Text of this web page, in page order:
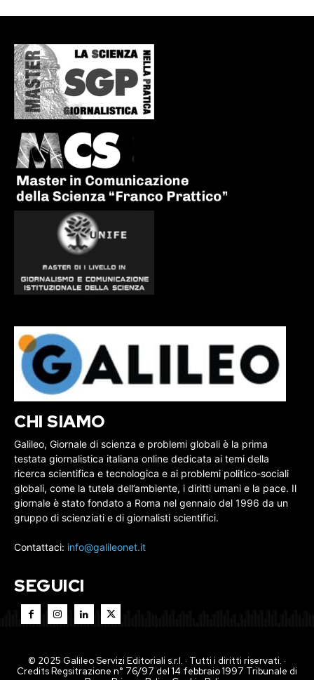
CHI SIAMO
Galileo, Giornale di scienza e problemi globali è la prima
testata giornalistica italiana online dedicata ai temi della
ricerca scientifica e tecnologica e ai problemi politico-sociali
globali, come la tutela dell’ambiente, i diritti umani e la pace. Il
giornale è stato fondato a Roma nel gennaio del 1996 da un
gruppo di scienziati e di giornalisti scientifici.
Contattaci: info@galileonet.it
SEGUICI
© 2025 Galileo Servizi Editoriali s.r.l. · Tutti i diritti riservati. ·
Credits Regsitrazione n° 76/97 del 14 febbraio 1997 Tribunale di